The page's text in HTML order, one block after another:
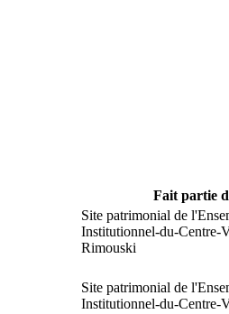
Fait partie
Site patrimonial de
Institutionnel-du-Centre-
Rimouski
Site patrimonial de
Institutionnel-du-Centre-